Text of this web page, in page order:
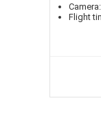
Camera:
Flight